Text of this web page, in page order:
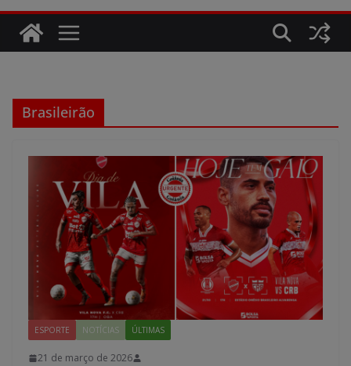
Brasileirão
ESPORTE NOTÍCIAS ÚLTIMAS
21 de março de 2026